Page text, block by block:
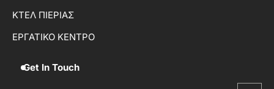
ΚΤΕΛ ΠΙΕΡΙΑΣ
ΕΡΓΑΤΙΚΟ ΚΕΝΤΡΟ
Get In Touch